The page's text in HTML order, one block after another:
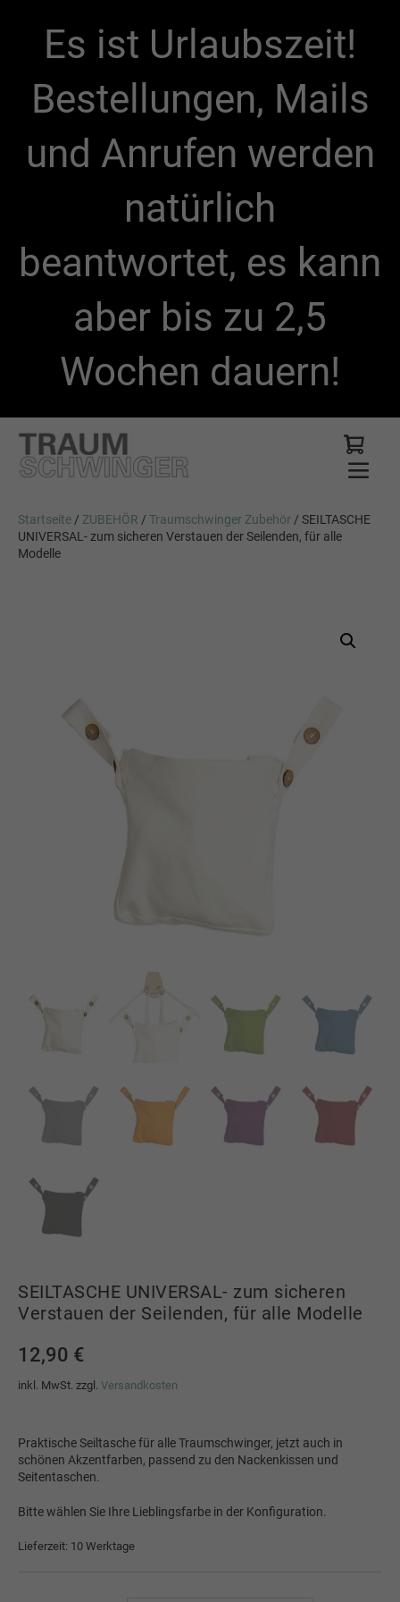
Es ist Urlaubszeit!
Bestellungen, Mails
und Anrufen werden
natürlich
beantwortet, es kann
aber bis zu 2,5
Wochen dauern!
Startseite / ZUBEHÖR / Traumschwinger Zubehör / SEILTASCHE
UNIVERSAL- zum sicheren Verstauen der Seilenden, für alle
Modelle
SEILTASCHE UNIVERSAL- zum sicheren
Verstauen der Seilenden, für alle Modelle
12,90 €
inkl. MwSt. zzgl. Versandkosten
Praktische Seiltasche für alle Traumschwinger, jetzt auch in
schönen Akzentfarben, passend zu den Nackenkissen und
Seitentaschen.
Bitte wählen Sie Ihre Lieblingsfarbe in der Konfiguration.
Lieferzeit: 10 Werktage